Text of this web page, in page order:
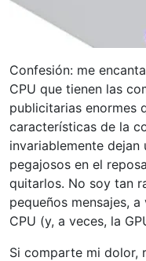
Confesión: me
CPU que tienen las
publicitarias enormes
características de la
invariablemente
pegajosos en el
quitarlos. No soy tan
pequeños mensajes,
CPU (y, a veces, la
Si comparte mi dolor,